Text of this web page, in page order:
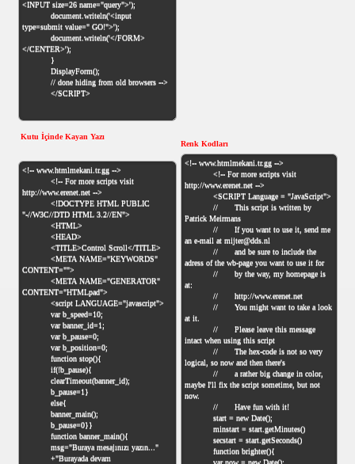
Kutu İçinde Kayan Yazı
Renk Kodları